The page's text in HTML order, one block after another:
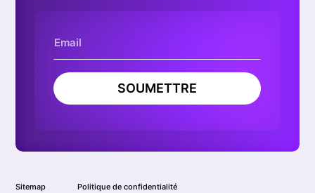
SOUMETTRE
Sitemap Politique de confidentialité